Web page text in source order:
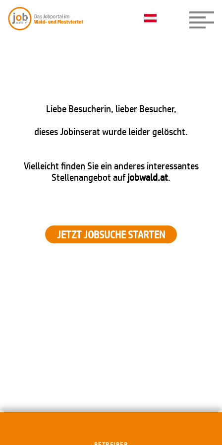
Liebe Besucherin, lieber Besucher,
dieses Jobinserat wurde leider gelöscht.
Vielleicht finden Sie ein anderes interessantes
Stellenangebot aufjobwald.at.
JETZT JOBSUCHE STARTEN